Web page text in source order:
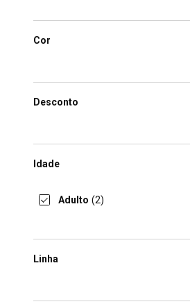
Cor
Desconto
Idade
Adulto (2)
Linha